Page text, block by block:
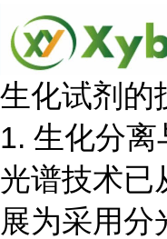
生化试剂的
1. 生化分
光谱技术已
展为采用分